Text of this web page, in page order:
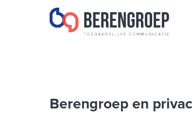
Berengroep en